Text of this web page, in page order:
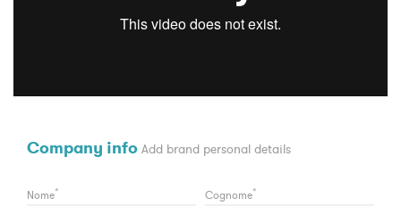
Company info Add brand personal details
Nome* Cognome*